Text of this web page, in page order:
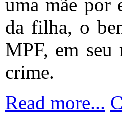
uma mãe por
da filha, o
MPF, em seu
crime.
Read more...